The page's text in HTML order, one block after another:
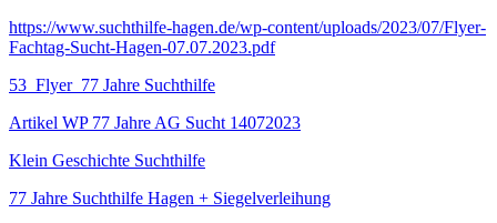
https://www.suchthilfe-hagen.de/wp-content/uploads/2023/07/Flyer-
Fachtag-Sucht-Hagen-07.07.2023.pdf
53_Flyer_77 Jahre Suchthilfe
Artikel WP 77 Jahre AG Sucht 14072023
Klein Geschichte Suchthilfe
77 Jahre Suchthilfe Hagen + Siegelverleihung